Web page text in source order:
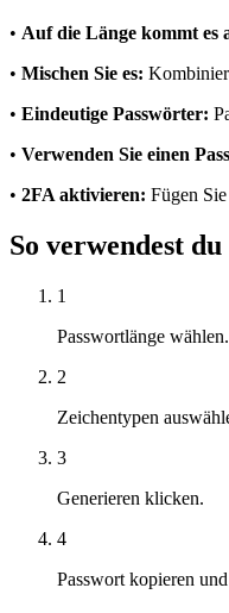
• Auf die Länge kommt es
• Mischen Sie es:
• Eindeutige Passwörter:
• Verwenden Sie einen
• 2FA aktivieren: Fügen
So verwendest
1
Passwortlänge wählen.
2
Zeichentypen
3
Generieren klicken.
4
Passwort kopieren